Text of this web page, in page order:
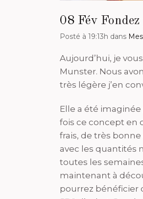
08 Fév
Posté à 19:13h dans
Aujourd’hui, je
Munster. Nous
très légère j’en
Elle a été
fois ce concept en
frais, de très
avec les quantités
toutes les
maintenant à
pourrez bénéficier